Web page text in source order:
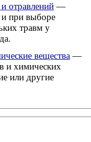
отравлений—
и при выборе
травм у
вещества—
и химических
или другие